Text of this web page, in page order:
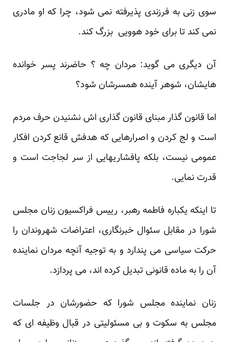
سوی زنی به فرزندی پذیرفته نمی شود، چرا که او مادری
نمی کند تا برای خود هوویی بزرگ کند.
آن دیگری می گوید: مردان چه ؟ حاضرند پسر خوانده
هایشان، شوهر آینده همسرشان شود؟
اما قانون گذار مبنای قانون گذاری اش نشنیدن حرف مردم
است و لج کردن و اصرارهایی که هدفش قانع کردن افکار
عمومی نیست، بلکه پافشاریهایی از سر لجاجت است و
قدرت نمایی.
تا اینکه یکباره فاطمه رهبر، رییس فراکسیون زنان مجلس
شورا در مقابل سئوال خبرنگاری، اعتراضات شهروندان را
حرکت سیاسی می پندارد و به توجیه آنچه مردان نماینده
آن را به ماده قانونی تبدیل کرده اند، می پردازد.
زنان نماینده مجلس شورا که حضورشان در جلسات
مجلس به سکوت و بی مسئولیتی در قبال وظیفه ای که